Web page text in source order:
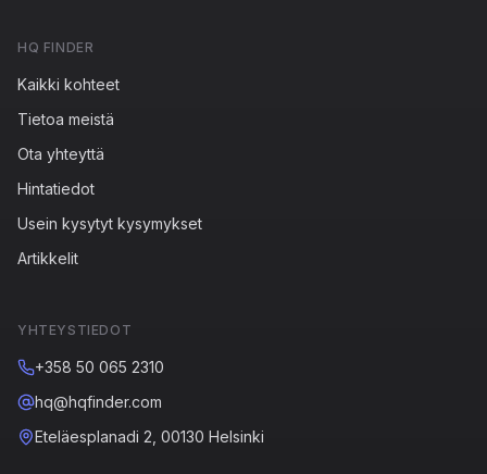
HQ FINDER
Kaikki kohteet
Tietoa meistä
Ota yhteyttä
Hintatiedot
Usein kysytyt kysymykset
Artikkelit
YHTEYSTIEDOT
+358 50 065 2310
hq@hqfinder.com
Eteläesplanadi 2, 00130 Helsinki